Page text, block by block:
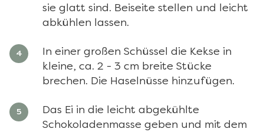
sie glatt sind. Beiseite stellen und leicht
abkühlen lassen.
In einer großen Schüssel die Kekse in
kleine, ca. 2 - 3 cm breite Stücke
brechen. Die Haselnüsse hinzufügen.
Das Ei in die leicht abgekühlte
Schokoladenmasse geben und mit dem